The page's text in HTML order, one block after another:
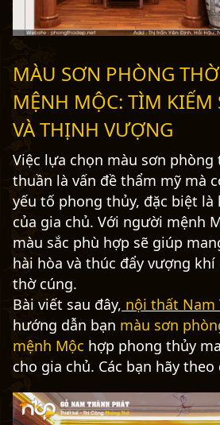
MÀU SƠN PHÒNG
MỆNH MỘC: TÌM KIẾM
VÀ THỊNH VƯỢNG
Việc lựa chọn màu sơn
thuần là vấn đề thẩm mỹ mà
yếu tố phong thủy, đặc biệt là
của gia chủ. Với người mệnh
màu sắc phù hợp sẽ giúp
hài hòa và thúc đẩy vượng
thờ cúng.
Bài viết sau đây, nội thất Nam
hướng dẫn bạn màu sơn
mệnh Mộc hợp phong thủy
cho gia chủ. Các bạn hãy